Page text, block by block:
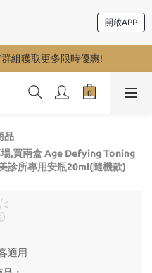
開啟APP
組獲取更多限時優惠!
品
,買兩盒 Age Defying Toning
診所專用安瓶20ml(隨機款)
適用